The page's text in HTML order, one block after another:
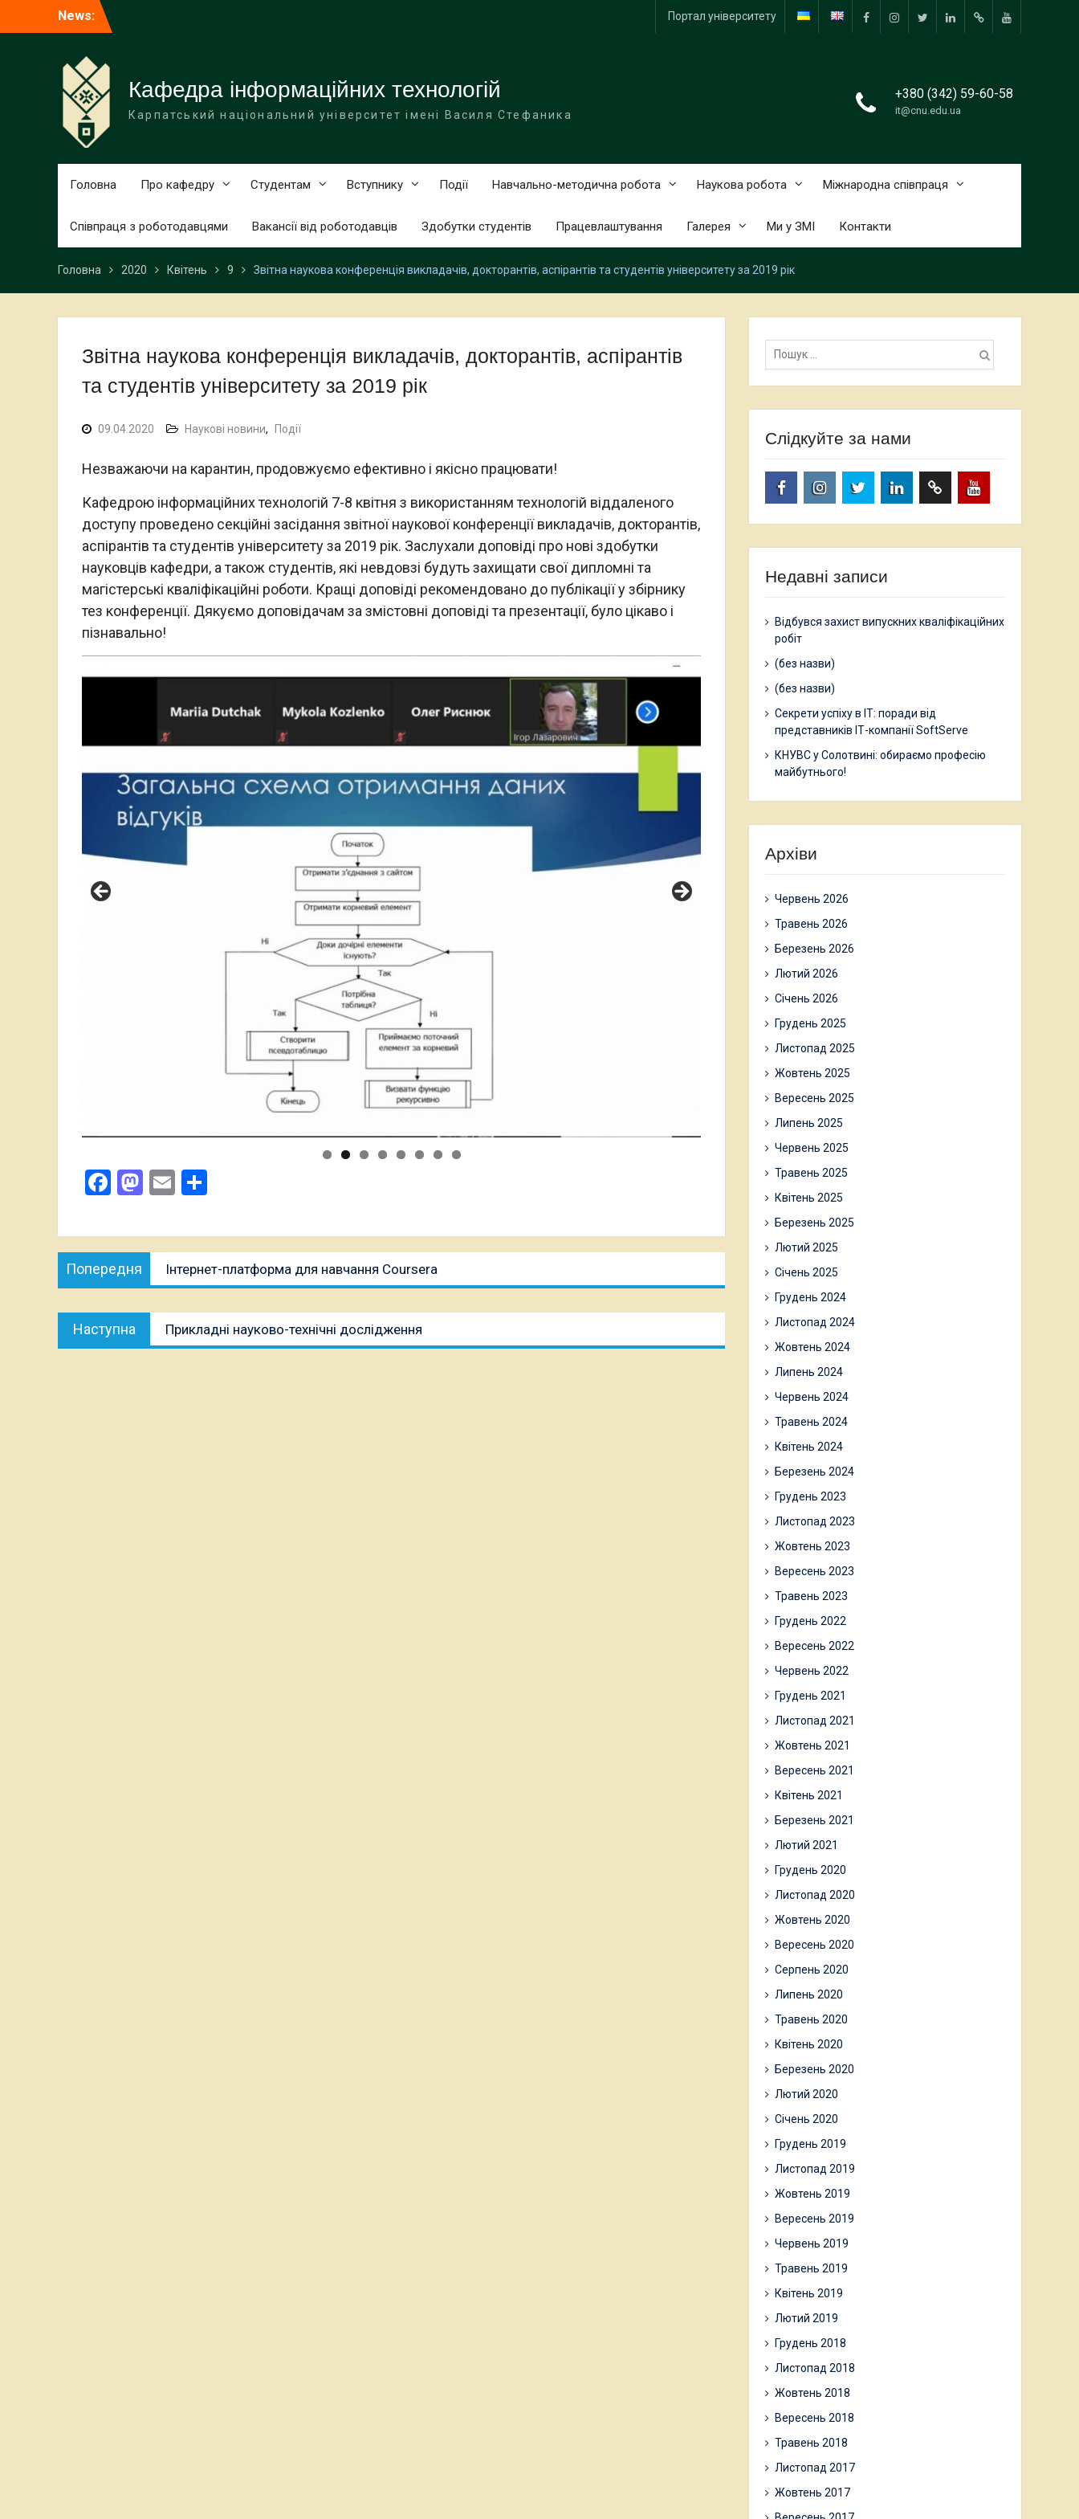
News:
facebook.com
www.instagram.com
twitter.com
linkedinresearchgate.net
Портал університету
Кафедра інформаційних технологій
Карпатський національний університет імені Василя Стефаника
+380 (342) 59-60-58
it@cnu.edu.ua
Головна Про кафедру Студентам Вступнику Події Навчально-методична робота Наукова робота Міжнародна співпраця
Співпраця з роботодавцями Вакансії від роботодавців Здобутки студентів Працевлаштування Галерея Ми у ЗМІ Контакти
Головна 2020 Квітень 9 Звітна наукова конференція викладачів, докторантів, аспірантів та студентів університету за 2019 рік
Звітна наукова конференція викладачів, докторантів, аспірантів
та студентів університету за 2019 рік
09.04.2020 Наукові новини, Події
Незважаючи на карантин, продовжуємо ефективно і якісно працювати!
Кафедрою інформаційних технологій 7-8 квітня з використанням технологій віддаленого
доступу проведено секційні засідання звітної наукової конференції викладачів, докторантів,
аспірантів та студентів університету за 2019 рік. Заслухали доповіді про нові здобутки
науковців кафедри, а також студентів, які невдовзі будуть захищати свої дипломні та
магістерські кваліфікаційні роботи. Кращі доповіді рекомендовано до публікації у збірнику
тез конференції. Дякуємо доповідачам за змістовні доповіді та презентації, було цікаво і
пізнавально!
Facebook
Mastodon
Email
Навігація
записів
Попередня
публікація:
Інтернет-платформа для навчання Coursera
Наступна
публікація:
Прикладні науково-технічні дослідження
Пошук:
Слідкуйте за нами
Недавні записи
Відбувся захист випускних кваліфікаційних
робіт
(без назви)
(без назви)
Секрети успіху в ІТ: поради від
представників ІТ-компанії SoftServe
КНУВС у Солотвині: обираємо професію
майбутнього!
Архіви
Червень 2026
Травень 2026
Березень 2026
Лютий 2026
Січень 2026
Грудень 2025
Листопад 2025
Жовтень 2025
Вересень 2025
Липень 2025
Червень 2025
Травень 2025
Квітень 2025
Березень 2025
Лютий 2025
Січень 2025
Грудень 2024
Листопад 2024
Жовтень 2024
Липень 2024
Червень 2024
Травень 2024
Квітень 2024
Березень 2024
Грудень 2023
Листопад 2023
Жовтень 2023
Вересень 2023
Травень 2023
Грудень 2022
Вересень 2022
Червень 2022
Грудень 2021
Листопад 2021
Жовтень 2021
Вересень 2021
Квітень 2021
Березень 2021
Лютий 2021
Грудень 2020
Листопад 2020
Жовтень 2020
Вересень 2020
Серпень 2020
Липень 2020
Травень 2020
Квітень 2020
Березень 2020
Лютий 2020
Січень 2020
Грудень 2019
Листопад 2019
Жовтень 2019
Вересень 2019
Червень 2019
Травень 2019
Квітень 2019
Лютий 2019
Грудень 2018
Листопад 2018
Жовтень 2018
Вересень 2018
Травень 2018
Листопад 2017
Жовтень 2017